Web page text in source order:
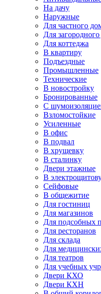
На дачу
Наружные
Для частного
Для
Для коттеджа
В квартиру
Подъездные
Промышленные
Технические
В новостройку
Бронированные
С
Взломостойкие
Усиленные
В офис
В подвал
В хрущевку
В сталинку
Двери этажные
В
Сейфовые
В общежитие
Для гостиниц
Для магазинов
Для подсобных
Для ресторанов
Для склада
Для
Для театров
Для учебных
Двери КХО
Двери КХН